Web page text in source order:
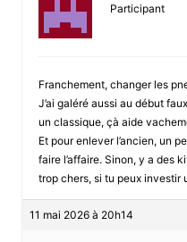
Participant
Franchement, changer les
J’ai galéré aussi au début
un classique, çà aide
Et pour enlever l’ancien, un
faire l’affaire. Sinon, y a des
trop chers, si tu peux investir
11 mai 2026 à 20h14